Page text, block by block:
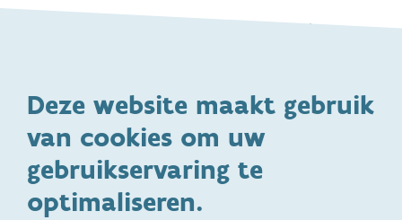
Deze website maakt gebruik
van cookies om uw
gebruikservaring te
optimaliseren.
Ontwikkeling en gedrag
Specifieke
ondersteuningsbehoefte
Zwangerschap en geboorte
Dagelijkse verzorging
Gezinsleven
Adoptie
Kinderwens